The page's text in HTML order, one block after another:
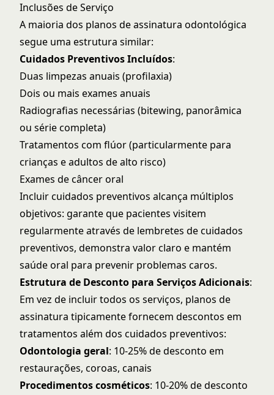
Inclusões de Serviço
A maioria dos planos de assinatura odontológica
segue uma estrutura similar:
Cuidados Preventivos Incluídos:
Duas limpezas anuais (profilaxia)
Dois ou mais exames anuais
Radiografias necessárias (bitewing, panorâmica
ou série completa)
Tratamentos com flúor (particularmente para
crianças e adultos de alto risco)
Exames de câncer oral
Incluir cuidados preventivos alcança múltiplos
objetivos: garante que pacientes visitem
regularmente através de lembretes de cuidados
preventivos, demonstra valor claro e mantém
saúde oral para prevenir problemas caros.
Estrutura de Desconto para Serviços Adicionais:
Em vez de incluir todos os serviços, planos de
assinatura tipicamente fornecem descontos em
tratamentos além dos cuidados preventivos:
Odontologia geral: 10-25% de desconto em
restaurações, coroas, canais
Procedimentos cosméticos: 10-20% de desconto